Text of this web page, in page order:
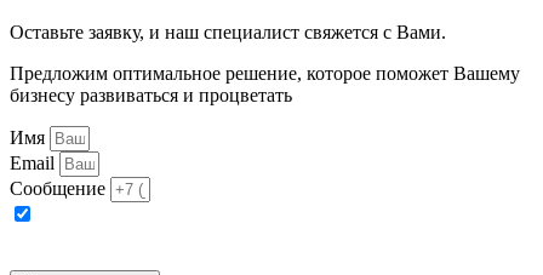
Оставьте заявку, и наш специалист свяжется с Вами.
Предложим оптимальное решение, которое поможет Вашему
бизнесу развиваться и процветать
Имя
Email
Сообщение